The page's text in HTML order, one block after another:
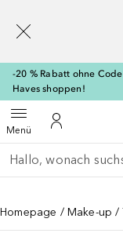
-20 % Rabatt ohne
Haves shoppen!
MenüMenü öffnenZu Meinem
Gehe zurück
Suche ausführen
Homepage Make-up